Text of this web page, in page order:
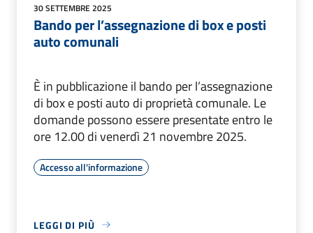
30 SETTEMBRE 2025
Bando per l’assegnazione di box e posti
auto comunali
È in pubblicazione il bando per l’assegnazione
di box e posti auto di proprietà comunale. Le
domande possono essere presentate entro le
ore 12.00 di venerdì 21 novembre 2025.
Accesso all'informazione
LEGGI DI PIÙ